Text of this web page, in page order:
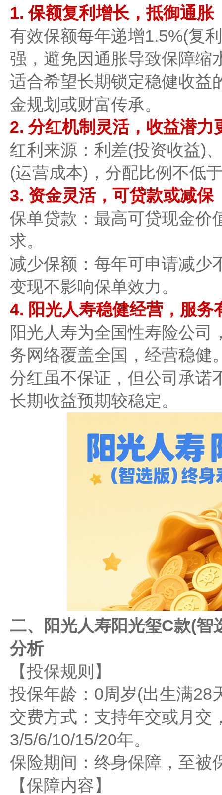
1. 保额复利增长，抵御通胀​​
有效保额每年递增1.5%​​(复
强，避免因通胀导致保障缩
适合希望​​长期锁定稳健收益​​
金规划或财富传承。
2. 分红机制灵活，收益潜力
红利来源​​：利差(投资收益)
(运营成本)，分配比例不低
3. 资金灵活，可贷款或减保​​
保单贷款​​：最高可贷现金价
求。
减少保额​​：每年可申请减少
变现不影响保单效力。
​​4. 阳光人寿稳健经营，服务
阳光人寿为全国性寿险公司
务网络覆盖全国，经营稳健
分红虽不保证，但公司承诺​​
长期收益预期较稳定。
二、阳光人寿阳光玺C款(智
分析
【投保规则】
投保年龄​​：0周岁(出生满28
交费方式​​：支持年交或月交
3/5/6/10/15/20年。
保险期间​​：终身保障，至被
【保障内容】